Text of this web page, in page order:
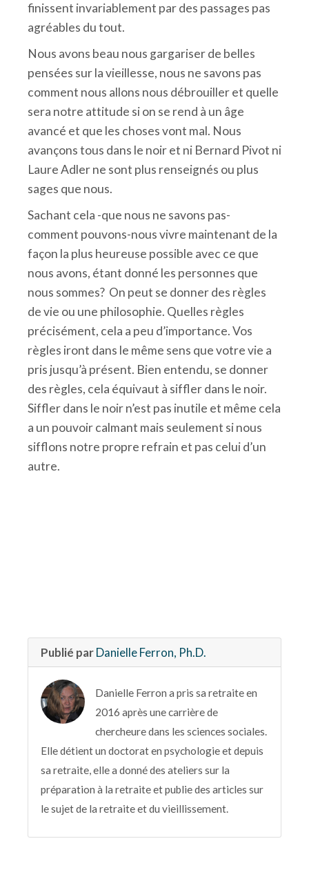
finissent invariablement par des passages pas
agréables du tout.
Nous avons beau nous gargariser de belles
pensées sur la vieillesse, nous ne savons pas
comment nous allons nous débrouiller et quelle
sera notre attitude si on se rend à un âge
avancé et que les choses vont mal. Nous
avançons tous dans le noir et ni Bernard Pivot ni
Laure Adler ne sont plus renseignés ou plus
sages que nous.
Sachant cela -que nous ne savons pas-
comment pouvons-nous vivre maintenant de la
façon la plus heureuse possible avec ce que
nous avons, étant donné les personnes que
nous sommes? On peut se donner des règles
de vie ou une philosophie. Quelles règles
précisément, cela a peu d’importance. Vos
règles iront dans le même sens que votre vie a
pris jusqu’à présent. Bien entendu, se donner
des règles, cela équivaut à siffler dans le noir.
Siffler dans le noir n’est pas inutile et même cela
a un pouvoir calmant mais seulement si nous
sifflons notre propre refrain et pas celui d’un
autre.
Publié parDanielle Ferron, Ph.D.
Danielle Ferron a pris sa retraite en
2016 après une carrière de
chercheure dans les sciences sociales.
Elle détient un doctorat en psychologie et depuis
sa retraite, elle a donné des ateliers sur la
préparation à la retraite et publie des articles sur
le sujet de la retraite et du vieillissement.